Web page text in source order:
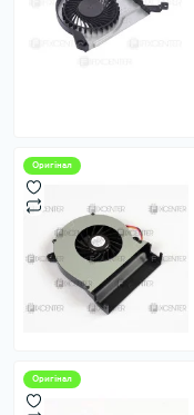
Оригінал
Оригінал